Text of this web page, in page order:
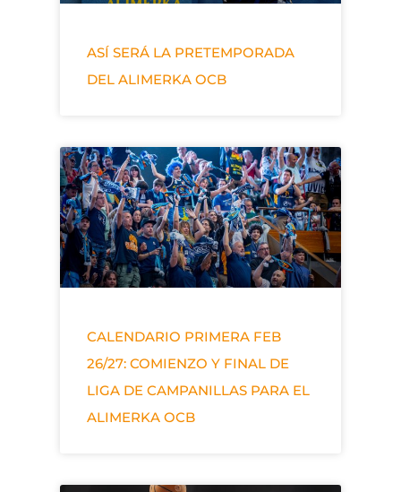
ASÍ SERÁ LA PRETEMPORADA
DEL ALIMERKA OCB
CALENDARIO PRIMERA FEB
26/27: COMIENZO Y FINAL DE
LIGA DE CAMPANILLAS PARA EL
ALIMERKA OCB